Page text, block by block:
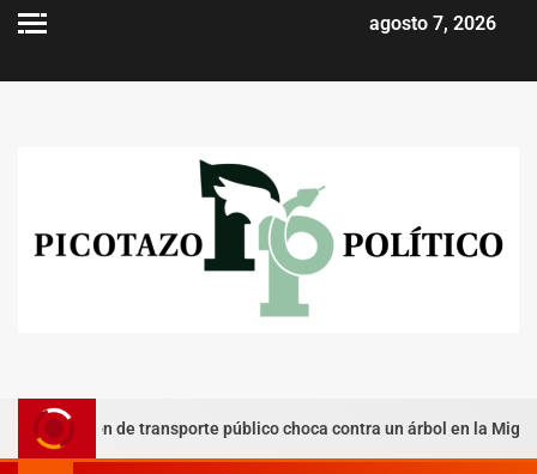
agosto 7, 2026
Camión de transporte público choca contra un árbol en la Miguel